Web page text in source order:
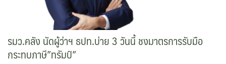
รมว.คลัง นัดผู้ว่าฯ ธปท.บ่าย 3 วันนี้ ชงมาตรการรับมือ
กระทบภาษี”ทรัมป์”